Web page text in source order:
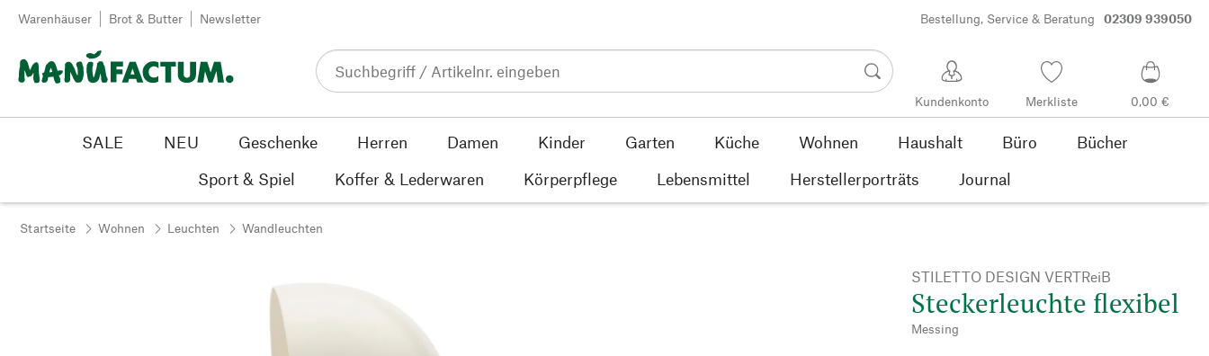
Zum Inhalt springen
Warenhäuser Brot & Butter Newsletter Bestellung, Service & Beratung 02309 939050
Kundenkonto Merkliste 0,00 €
SALE NEU Geschenke Herren Damen Kinder Garten Küche Wohnen Haushalt Büro
Bücher
Sport & Spiel
Koffer & Lederwaren Körperpflege Lebensmittel Herstellerporträts Journal
Startseite Wohnen Leuchten Wandleuchten
STILETTO DESIGN VERTReiB
Steckerleuchte flexibel
Messing